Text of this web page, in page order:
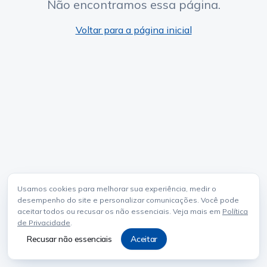
Usamos cookies para melhorar sua experiência, medir o
desempenho do site e personalizar comunicações. Você pode
aceitar todos ou recusar os não essenciais. Veja mais em Política
de Privacidade.
Recusar não essenciais Aceitar
Não encontramos essa página.
Voltar para a página inicial